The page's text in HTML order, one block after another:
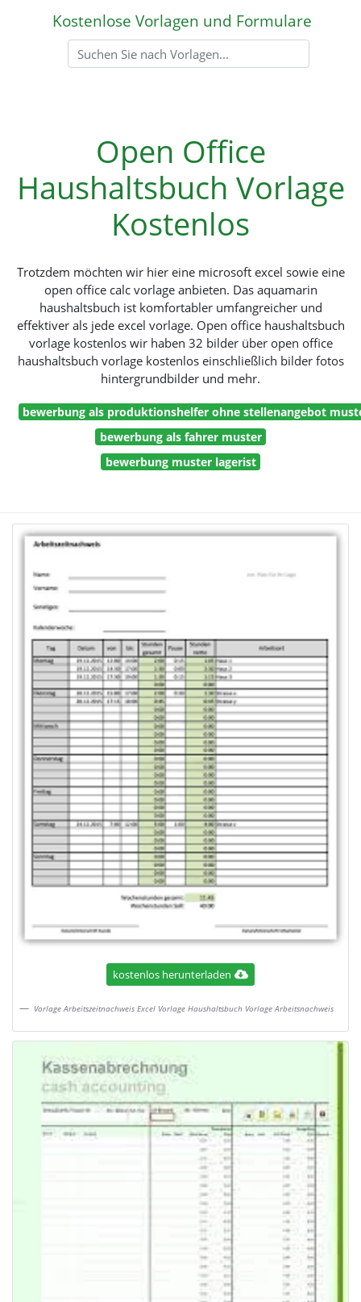
Kostenlose Vorlagen und Formulare
Open Office
Haushaltsbuch Vorlage
Kostenlos
Trotzdem möchten wir hier eine microsoft excel sowie eine
open office calc vorlage anbieten. Das aquamarin
haushaltsbuch ist komfortabler umfangreicher und
effektiver als jede excel vorlage. Open office haushaltsbuch
vorlage kostenlos wir haben 32 bilder über open office
haushaltsbuch vorlage kostenlos einschließlich bilder fotos
hintergrundbilder und mehr.
bewerbung als produktionshelfer ohne stellenangebot
bewerbung als fahrer muster
bewerbung muster lagerist
kostenlos herunterladen
Vorlage Arbeitszeitnachweis Excel Vorlage Haushaltsbuch Vorlage Arbeitsnachweis